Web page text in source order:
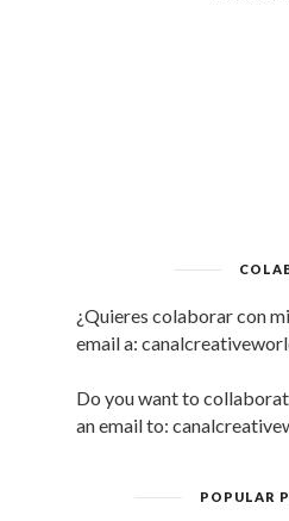
¿Quieres colaborar con
email a:
Do you want to
an email to:
POPULAR